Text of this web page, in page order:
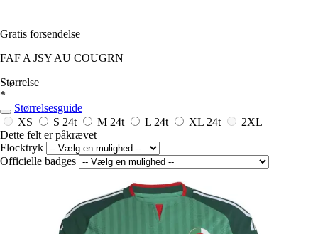
Gratis forsendelse
FAF A JSY AU COUGRN
Størrelse
*
Størrelsesguide
XS
S 24t M 24t L 24t XL 24t
2XL
Dette felt er påkrævet
Flocktryk
Officielle badges